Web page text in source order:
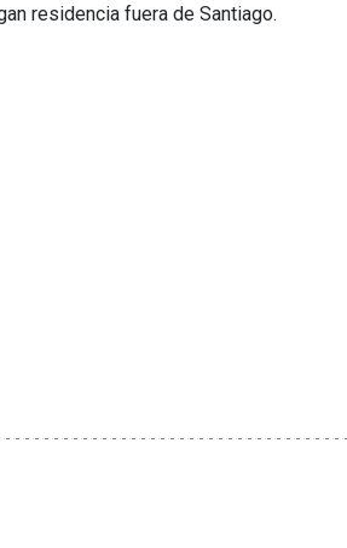
residencia fuera de Santiago.